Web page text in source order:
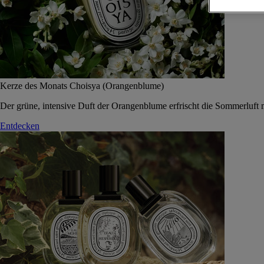
Kerze des Monats Choisya (Orangenblume)
Der grüne, intensive Duft der Orangenblume erfrischt die Sommerluft
Entdecken